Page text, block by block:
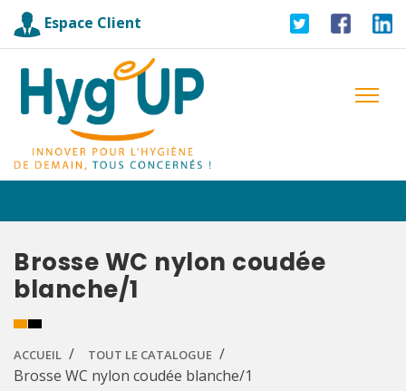
Espace Client
Brosse WC nylon coudée
blanche/1
ACCUEIL TOUT LE CATALOGUE
Brosse WC nylon coudée blanche/1